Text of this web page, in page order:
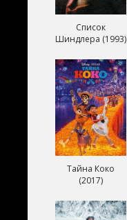
Список
Шиндлера (1993)
Тайна Коко
(2017)